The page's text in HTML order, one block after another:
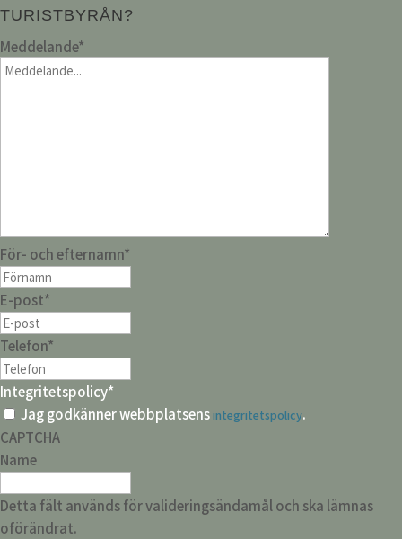
TURISTBYRÅN?
Meddelande*
För- och efternamn*
E-post*
Telefon*
Integritetspolicy*
Jag godkänner webbplatsensintegritetspolicy.
CAPTCHA
Name
Detta fält används för valideringsändamål och ska lämnas
oförändrat.